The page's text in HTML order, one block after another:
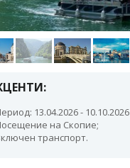
13.04.2026 - 10.10.2026
на Скопие;
транспорт.